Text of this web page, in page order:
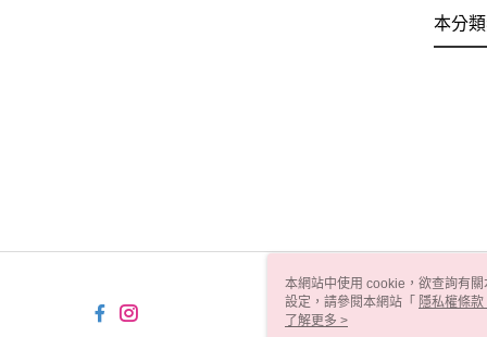
本分
本網站中使用 cookie，欲查詢有
設定，請參閱本網站「 隱私權條款
使用 cookie。
了解更多 >